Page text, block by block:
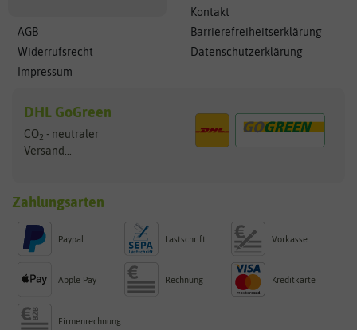
AGB
Widerrufsrecht
Impressum
Kontakt
Barrierefreiheitserklärung
Datenschutzerklärung
DHL GoGreen
CO2 - neutraler
Versand...
Zahlungsarten
Paypal Lastschrift Vorkasse
Apple Pay Rechnung Kreditkarte
Firmenrechnung